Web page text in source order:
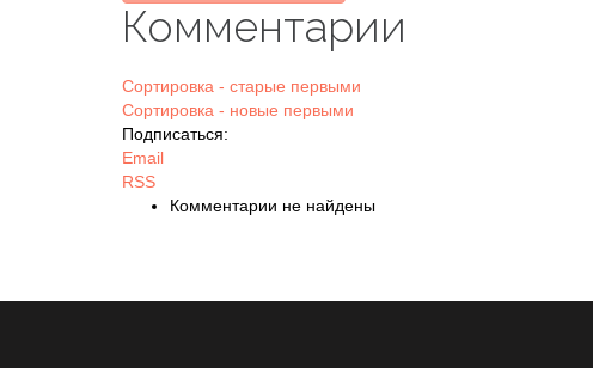
Комментарии
Сортировка - старые первыми
Сортировка - новые первыми
Подписаться:
Email
RSS
Комментарии не найдены